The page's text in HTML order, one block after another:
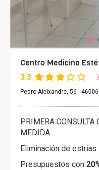
Centro Medicina
3.3
Pedro Aleixandre, 56 -
PRIMERA CONSULTA
MEDIDA
Eliminación de estrías
Presupuestos con